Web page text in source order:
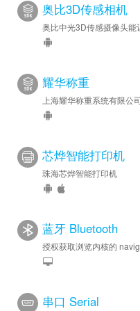
奥比3D传感相机
奥比中光3D传感摄像头能
耀华称重
上海耀华称重系统有限公司
芯烨智能打印机
珠海芯烨智能打印机
蓝牙 Bluetooth
授权获取浏览内核的
串口 Serial